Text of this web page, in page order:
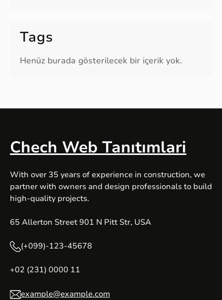
Tags
Henüz burada gösterilecek bir içerik yok.
Chech Web Tanıtımlari
With over 35 years of experience in construction, we
partner with owners and design professionals to build
high-quality projects.
65 Allerton Street 901 N Pitt Str, USA
(+099)-123-45678
+02 (231) 0000 11
example@example.com